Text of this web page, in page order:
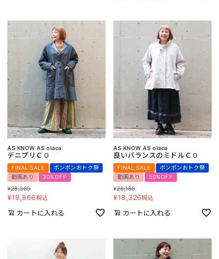
AS KNOW AS olaca
デニプリＣＯ
FINAL SALE
ボンボンおトク祭
動画あり
30%OFF
¥28,380
¥19,866税込
カートに入れる
AS KNOW AS olaca
良いバランスのミドルＣＯ
FINAL SALE
ボンボンおトク祭
動画あり
30%OFF
¥26,180
¥18,326税込
カートに入れる